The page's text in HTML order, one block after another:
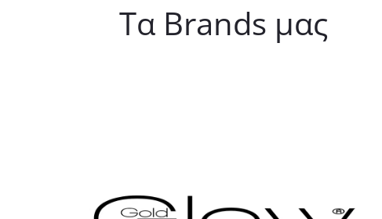
Τα Brands μας